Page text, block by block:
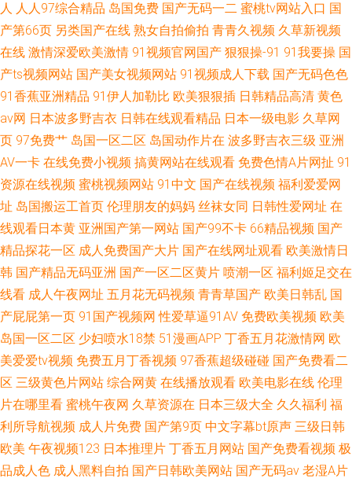
人 人人97综合精品 岛国免费 国产无码一二 蜜桃tv网站入口 国
产第66页 另类国产在线 熟女自拍偷拍 青青久视频 久草新视频
在线 激情深爱欧美激情 91视频官网国产 狠狠操-91 91我要操 国
产ts视频网站 国产美女视频网站 91视频成人下载 国产无码色色
91香蕉亚洲精品 91伊人加勒比 欧美狠狠插 日韩精品高清 黄色
av网 日本波多野吉衣 日韩在线观看精品 日本一级电影 久草网
页 97免费艹 岛国一区二区 岛国动作片在 波多野吉衣三级 亚洲
AV一卡 在线免费小视频 搞黄网站在线观看 免费色情A片网扯 91
资源在线视频 蜜桃视频网站 91中文 国产在线视频 福利爱爱网
址 岛国搬运工首页 伦理朋友的妈妈 丝袜女同 日韩性爱网址 在
线观看日本黄 亚洲国产第一网站 国产99不卡 66精品视频 国产
精品探花一区 成人免费国产大片 国产在线网址观看 欧美激情日
韩 国产精品无码亚洲 国产一区二区黄片 喷潮一区 福利姬足交在
线看 成人午夜网址 五月花无码视频 青青草国产 欧美日韩乱 国
产屁屁第一页 91国产视频网 性爱草逼91AV 免费欧美视频 欧美
岛国一区二区 少妇喷水18禁 51漫画APP 丁香五月花激情网 欧
美爱爱tv视频 免费五月丁香视频 97香蕉超级碰碰 国产免费看二
区 三级黄色片网站 综合网黄 在线播放观看 欧美电影在线 伦理
片在哪里看 蜜桃午夜网 久草资源在 日本三级大全 久久福利 福
利所导航视频 成人片免费 国产第9页 中文字幕bt原声 三级日韩
欧美 午夜视频123 日本推理片 丁香五月网站 国产免费看视频 极
品成人色 成人黑料自拍 国产日韩欧美网站 国产无码av 老湿A片